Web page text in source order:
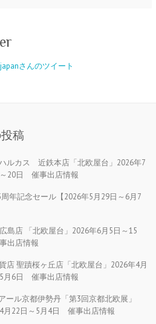
さんのツイート
稿
ルカス 近鉄本店「北欧屋台」2026年7
20日 催事出店情報
年記念セール【2026年5月29日～6月7
島店 「北欧屋台」2026年6月5日～15
出店情報
店 聖蹟桜ヶ丘店「北欧屋台」2026年4月
月6日 催事出店情報
ール京都伊勢丹「第3回京都北欧展」
月22日～5月4日 催事出店情報